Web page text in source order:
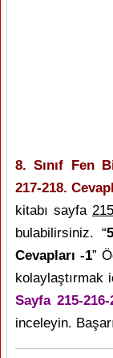
8. Sınıf Fen
217-218.
kitabı sayfa
bulabilirsiniz. “
Cevapları -1”
kolaylaştırmak
Sayfa 215-216-
inceleyin.